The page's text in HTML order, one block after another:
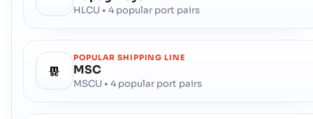
HLCU • 4 popular port pairs
POPULAR SHIPPING LINE
MSC
MSCU • 4 popular port pairs